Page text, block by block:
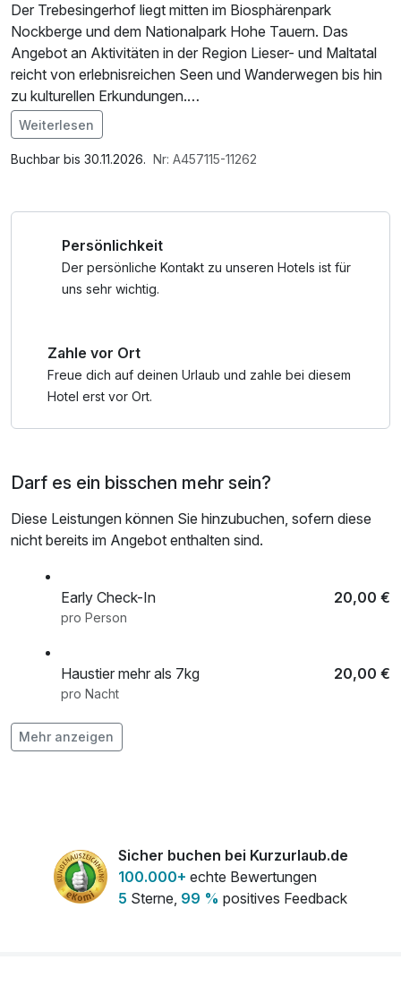
Der Trebesingerhof liegt mitten im Biosphärenpark
Nockberge und dem Nationalpark Hohe Tauern. Das
Angebot an Aktivitäten in der Region Lieser- und Maltatal
reicht von erlebnisreichen Seen und Wanderwegen bis hin
zu kulturellen Erkundungen.
*die GRATIS KärntenCard bietet Ihnen über 100
• Wasserspielpark Fallbach/Maltatal
• Jump Dome Klagenfurt
• Strandbad Stockenboi am Weissensee
• Elektroboot fahren am Faaker See
• und vieles mehr
Im Angebot enthalten
Saunabenutzung, Saunatuch, Leihbademantel, Parkplatz,
Badetasche mit Bademantel und -tücher
Weiterlesen
Buchbar bis 30.11.2026. Nr: A457115-11262
Persönlichkeit
Der persönliche Kontakt zu unseren Hotels ist für
uns sehr wichtig.
Zahle vor Ort
Freue dich auf deinen Urlaub und zahle bei diesem
Hotel erst vor Ort.
Darf es ein bisschen mehr sein?
Diese Leistungen können Sie hinzubuchen, sofern diese
nicht bereits im Angebot enthalten sind.
Early Check-In 20,00 €
pro Person
Haustier mehr als 7kg 20,00 €
pro Nacht
Haustier weniger als 7kg
Mehr anzeigen
Sicher buchen bei Kurzurlaub.de
100.000+ echte Bewertungen
5 Sterne, 99 % positives Feedback